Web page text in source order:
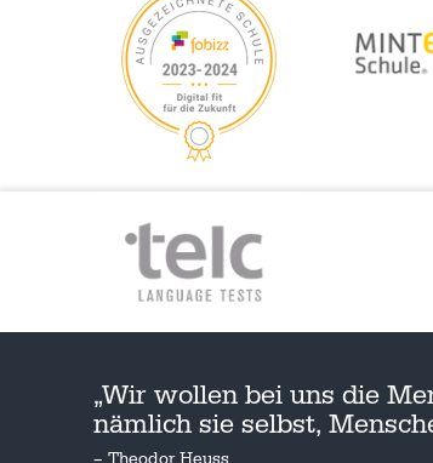
„Wir wollen bei uns die
nämlich sie selbst,